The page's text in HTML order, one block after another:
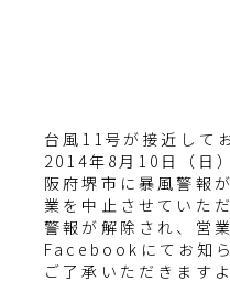
台風11号が接近して
2014年8月10日（日
阪府堺市に暴風警報
業を中止させていた
警報が解除され、営
Facebookにてお知ら
ご了承いただきます